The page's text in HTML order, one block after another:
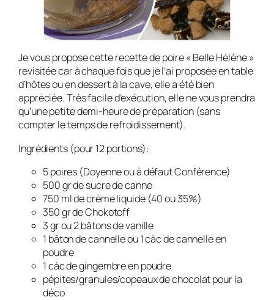
Je vous propose cette recette de poire « Belle Hélène »
revisitée car à chaque fois que je l’ai proposée en table
d’hôtes ou en dessert à la cave, elle a été bien
appréciée. Très facile d’exécution, elle ne vous prendra
qu’une petite demi-heure de préparation (sans
compter le temps de refroidissement).
Ingrédients (pour 12 portions):
5 poires (Doyenne ou à défaut Conférence)
500 gr de sucre de canne
750 ml de crème liquide (40 ou 35%)
350 gr de Chokotoff
3 gr ou 2 bâtons de vanille
1 bâton de cannelle ou 1 càc de cannelle en
poudre
1 càc de gingembre en poudre
pépites/granules/copeaux de chocolat pour la
déco